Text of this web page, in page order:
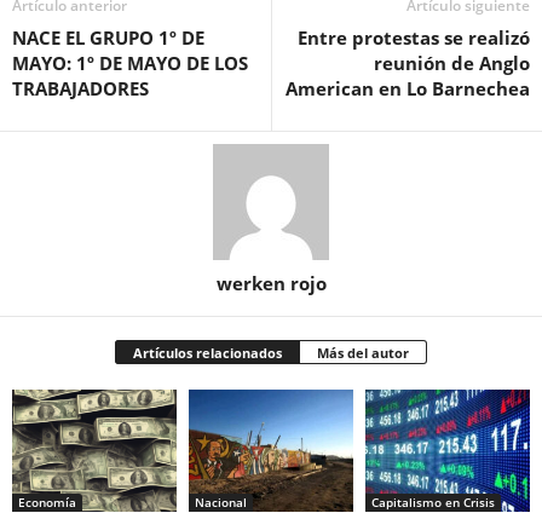
Artículo anterior
NACE EL GRUPO 1º DE
MAYO: 1º DE MAYO DE LOS
TRABAJADORES
Artículo siguiente
Entre protestas se realizó
reunión de Anglo
American en Lo Barnechea
werken rojo
Artículos relacionados Más del autor
Economía Nacional Capitalismo en Crisis